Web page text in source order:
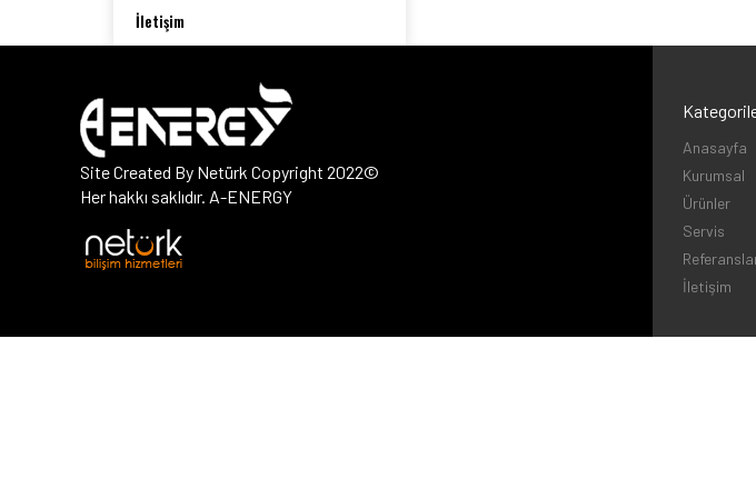
İletişim
Site Created By Netürk Copyright 2022©
Her hakkı saklıdır. A-ENERGY
Anasayfa
Kurumsal
Ürünler
Servis
İletişim